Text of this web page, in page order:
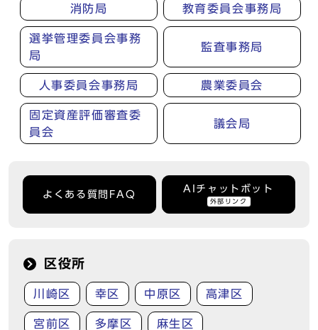
消防局 教育委員会事務局
選挙管理委員会事務
局
監査事務局
人事委員会事務局 農業委員会
固定資産評価審査委
員会
議会局
よくある質問FAQ
AIチャットボット
外部リンク
区役所
川崎区 幸区 中原区 高津区
宮前区 多摩区 麻生区